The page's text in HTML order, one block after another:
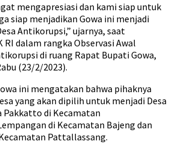
mengapresiasi dan kami siap untuk
siap menjadikan Gowa ini menjadi
Antikorupsi,” ujarnya, saat
RI dalam rangka Observasi Awal
di ruang Rapat Bupati Gowa,
(23/2/2023).
ini mengatakan bahwa pihaknya
yang akan dipilih untuk menjadi Desa
Pakkatto di Kecamatan
di Kecamatan Bajeng dan
Pattallassang.